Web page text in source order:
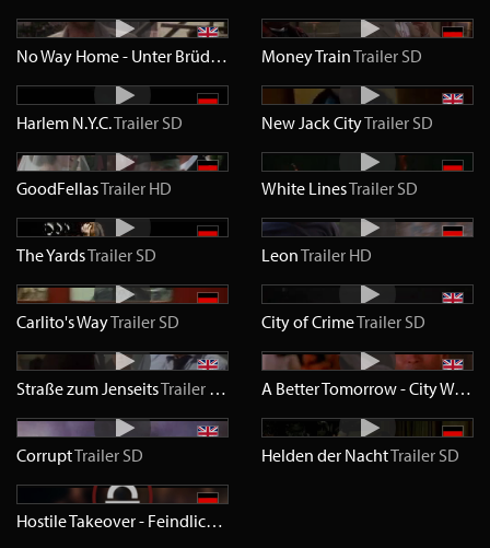
No Way Home - Unter Brüdern TrailerSD
Money TrainTrailer SD
Harlem N.Y.C.Trailer SD New Jack CityTrailer SD
GoodFellasTrailer HD White LinesTrailer SD
The YardsTrailer SD LeonTrailer HD
Carlito's WayTrailer SD City of CrimeTrailer SD
Straße zum JenseitsTrailer SD A Better Tomorrow - City Wolf
CorruptTrailer SD Helden der NachtTrailer SD
Hostile Takeover - Feindliche Übernahme